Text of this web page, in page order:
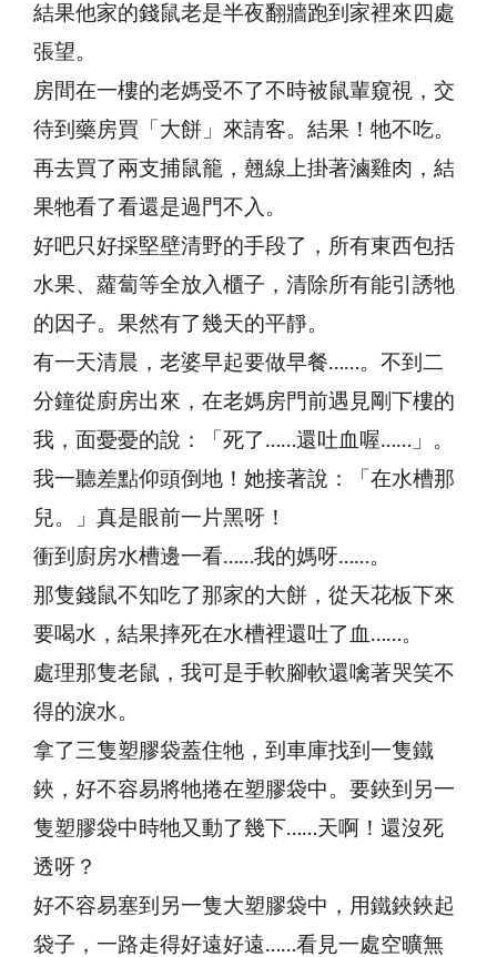
結果他家的錢鼠老是半夜翻牆跑到家裡來四處
張望。
房間在一樓的老媽受不了不時被鼠輩窺視，交
待到藥房買「大餅」來請客。結果！牠不吃。
再去買了兩支捕鼠籠，翹線上掛著滷雞肉，結
果牠看了看還是過門不入。
好吧只好採堅壁清野的手段了，所有東西包括
水果、蘿蔔等全放入櫃子，清除所有能引誘牠
的因子。果然有了幾天的平靜。
有一天清晨，老婆早起要做早餐……。不到二
分鐘從廚房出來，在老媽房門前遇見剛下樓的
我，面憂憂的說：「死了……還吐血喔……」。
我一聽差點仰頭倒地！她接著說：「在水槽那
兒。」真是眼前一片黑呀！
衝到廚房水槽邊一看……我的媽呀……。
那隻錢鼠不知吃了那家的大餅，從天花板下來
要喝水，結果摔死在水槽裡還吐了血……。
處理那隻老鼠，我可是手軟腳軟還噙著哭笑不
得的淚水。
拿了三隻塑膠袋蓋住牠，到車庫找到一隻鐵
鋏，好不容易將牠捲在塑膠袋中。要鋏到另一
隻塑膠袋中時牠又動了幾下……天啊！還沒死
透呀？
好不容易塞到另一隻大塑膠袋中，用鐵鋏鋏起
袋子，一路走得好遠好遠……看見一處空曠無